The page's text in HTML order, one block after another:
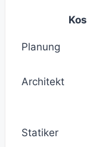
Planung
Architekt
Statiker